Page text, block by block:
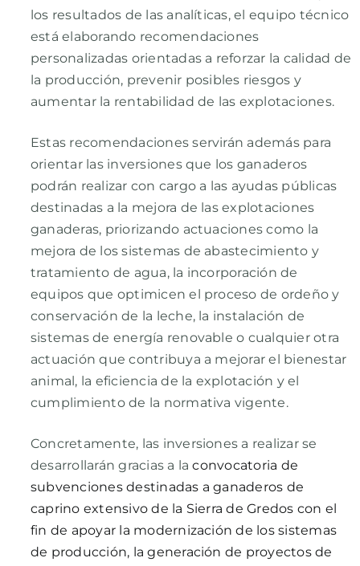
los resultados de las analíticas, el equipo técnico
está elaborando recomendaciones
personalizadas orientadas a reforzar la calidad de
la producción, prevenir posibles riesgos y
aumentar la rentabilidad de las explotaciones.
Estas recomendaciones servirán además para
orientar las inversiones que los ganaderos
podrán realizar con cargo a las ayudas públicas
destinadas a la mejora de las explotaciones
ganaderas, priorizando actuaciones como la
mejora de los sistemas de abastecimiento y
tratamiento de agua, la incorporación de
equipos que optimicen el proceso de ordeño y
conservación de la leche, la instalación de
sistemas de energía renovable o cualquier otra
actuación que contribuya a mejorar el bienestar
animal, la eficiencia de la explotación y el
cumplimiento de la normativa vigente.
Concretamente, las inversiones a realizar se
desarrollarán gracias a laconvocatoria de
subvenciones destinadas a ganaderos de
caprino extensivo de la Sierra de Gredos con el
fin de apoyar la modernización de los sistemas
de producción, la generación de proyectos de